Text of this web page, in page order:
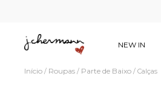
NEW IN
Início / Roupas / Parte de Baixo / Calças